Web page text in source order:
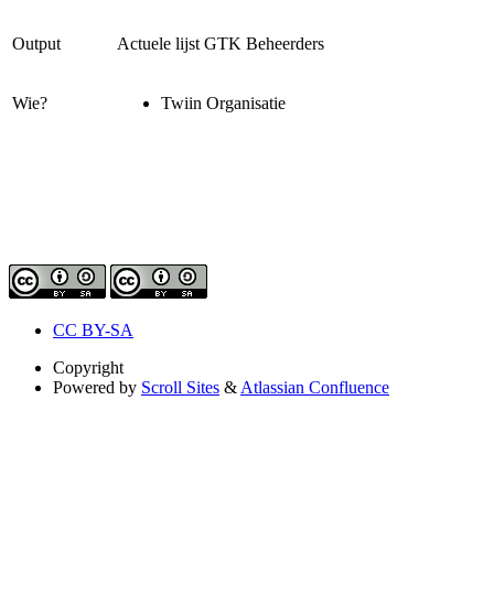
Output Actuele lijst GTK Beheerders
Wie? Twiin Organisatie
CC BY-SA
Copyright
Powered by Scroll Sites & Atlassian Confluence